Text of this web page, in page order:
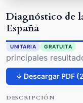
Diagnóstico de
España
UNITARIA GRATUITA
principales
↓ Descargar PDF
DESCRIPCIÓN